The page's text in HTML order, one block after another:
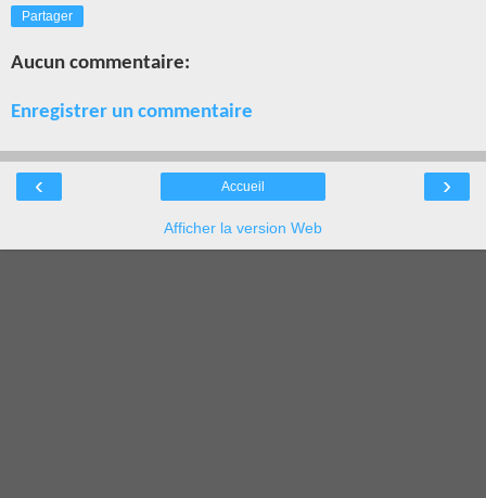
Partager
Aucun commentaire:
Enregistrer un commentaire
‹ ›
Accueil
Afficher la version Web